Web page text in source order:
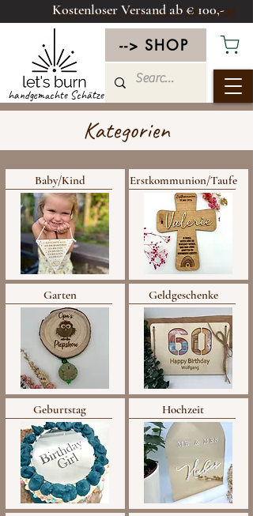
handgemachte Schätze
--> SHOP
Kostenloser Versand ab 100€
Kostenloser Versand ab € 100,-
Kategorien
Baby/Kind
Garten
Geburtstag
Erstkommunion/Taufe
Geldgeschenke
Hochzeit